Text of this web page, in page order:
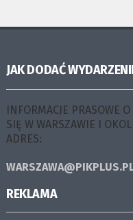
JAK DODAĆ
INFORMACJE PRASOWE
SIĘ W WARSZAWIE I
ADRES:
REKLAMA